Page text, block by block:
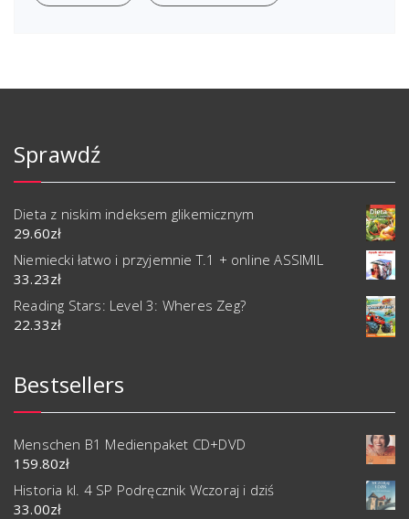
Sprawdź
Dieta z niskim indeksem glikemicznym
29.60zł
Niemiecki łatwo i przyjemnie T.1 + online ASSIMIL
33.23zł
Reading Stars: Level 3: Wheres Zeg?
22.33zł
Bestsellers
Menschen B1 Medienpaket CD+DVD
159.80zł
Historia kl. 4 SP Podręcznik Wczoraj i dziś
33.00zł